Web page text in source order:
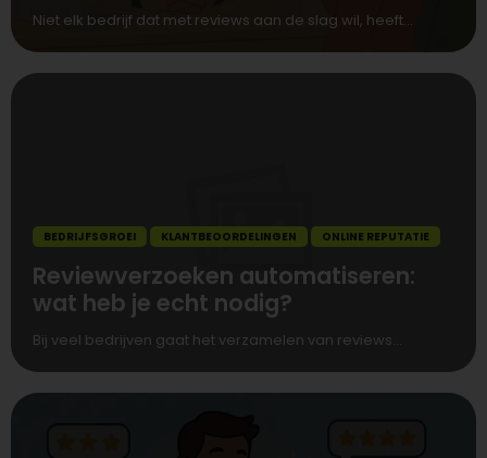
Niet elk bedrijf dat met reviews aan de slag wil, heeft...
BEDRIJFSGROEI KLANTBEOORDELINGEN ONLINE REPUTATIE
Reviewverzoeken automatiseren:
wat heb je echt nodig?
Bij veel bedrijven gaat het verzamelen van reviews...